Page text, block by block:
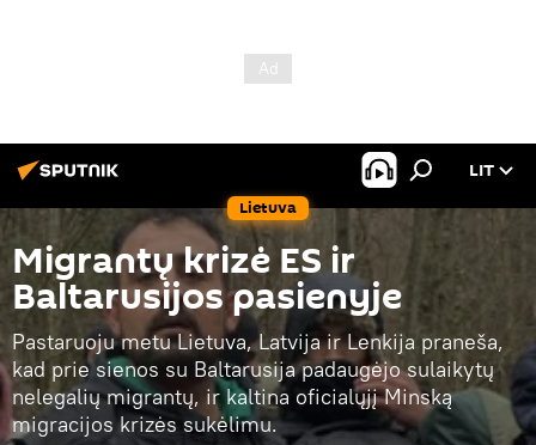
Lietuva
LIT
Migrantų krizė ES ir
Baltarusijos pasienyje
Pastaruoju metu Lietuva, Latvija ir Lenkija praneša,
kad prie sienos su Baltarusija padaugėjo sulaikytų
nelegalių migrantų, ir kaltina oficialųjį Minską
migracijos krizės sukėlimu.